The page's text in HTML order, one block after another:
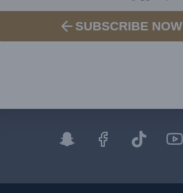
SUBSCRIBE NOW